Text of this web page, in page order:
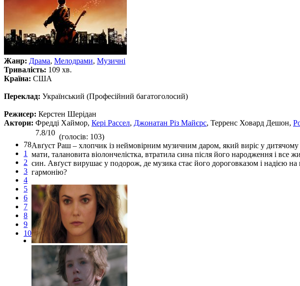
Жанр: Драма, Мелодрами, Музичні
Тривалість: 109 хв.
Країна: США
Переклад: Український (Професійний багатоголосий)
Режисер: Керстен Шерідан
Актори: Фредді Хаймор, Кері Рассел, Джонатан Різ Майєрс, Терренс Ховард Дешон,
78
1
2
3
4
5
6
7
8
9
10
7.8/10 (голосів: 103)
Авґуст Раш – хлопчик із неймовірним музичним даром, який виріс у
мати, талановита віолончелістка, втратила сина після його народження і
син. Авґуст вирушає у подорож, де музика стає його дороговказом і надією
гармонію?